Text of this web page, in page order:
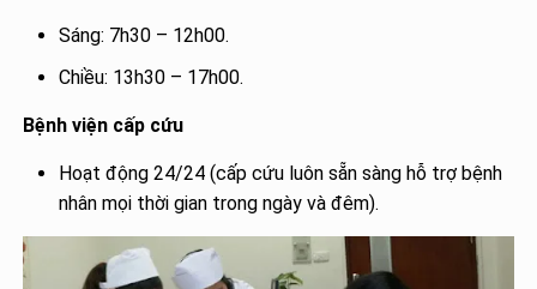
Sáng: 7h30 – 12h00.
Chiều: 13h30 – 17h00.
Bệnh viện cấp cứu
Hoạt động 24/24 (cấp cứu luôn sẵn sàng hỗ trợ bệnh
nhân mọi thời gian trong ngày và đêm).